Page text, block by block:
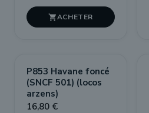

P853 Havane foncé
(SNCF 501) (locos
arzens)
16,80 €